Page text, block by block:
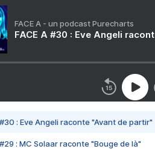
FACE A - un podcast Purecharts
FACE A #30 : Eve Angeli
#30 : Eve Angeli raconte "Avant de partir"
#29 : MC Solaar raconte "Bouge de là"